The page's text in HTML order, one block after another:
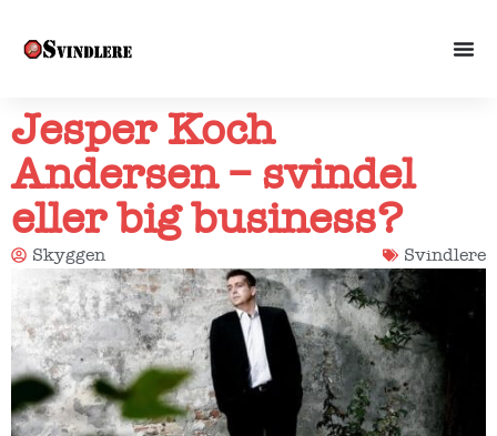
Jesper Koch
Andersen – svindel
eller big business?
Skyggen Svindlere